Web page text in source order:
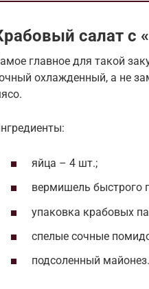
салат с
главное для такой
охлажденный, а не
яйца – 4 шт.;
вермишель быстрого
упаковка крабовых
спелые сочные
подсоленный майонез.